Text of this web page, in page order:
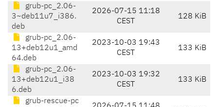
grub-pc_2.06-
3~deb11u7_i386.
deb
2026-07-15 11:18
CEST
128 KiB
grub-pc_2.06-
13+deb12u1_amd
64.deb
2023-10-03 19:43
CEST
133 KiB
grub-pc_2.06-
13+deb12u1_i38
6.deb
2023-10-03 19:32
CEST
133 KiB
grub-rescue-pc